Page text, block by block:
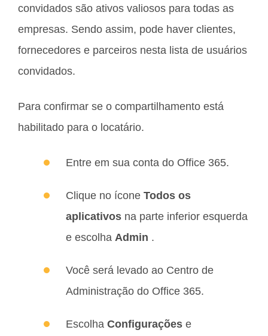
convidados são ativos valiosos para todas as
empresas. Sendo assim, pode haver clientes,
fornecedores e parceiros nesta lista de usuários
convidados.
Para confirmar se o compartilhamento está
habilitado para o locatário.
Entre em sua conta do Office 365.
Clique no ícone Todos os
aplicativos na parte inferior esquerda
e escolha Admin .
Você será levado ao Centro de
Administração do Office 365.
Escolha Configurações e